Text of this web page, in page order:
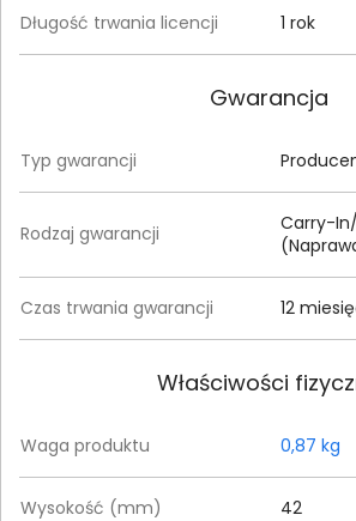
Długość trwania licencji 1 rok
Gwarancja
Typ gwarancji
Rodzaj gwarancji
Carry-
Czas trwania gwarancji 12
Właściwości
Waga produktu 0,87 kg
Wysokość (mm) 42